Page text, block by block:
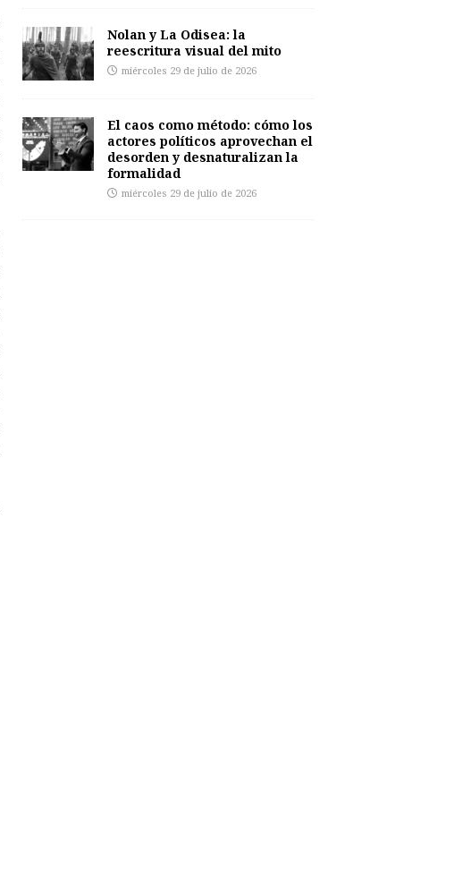
Nolan y La Odisea: la
reescritura visual del mito
miércoles 29 de julio de 2026
El caos como método: cómo los
actores políticos aprovechan el
desorden y desnaturalizan la
formalidad
miércoles 29 de julio de 2026